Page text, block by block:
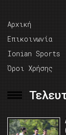
Αρχική
Επικοινωνία
Ionian Sports
Όροι Χρήσης